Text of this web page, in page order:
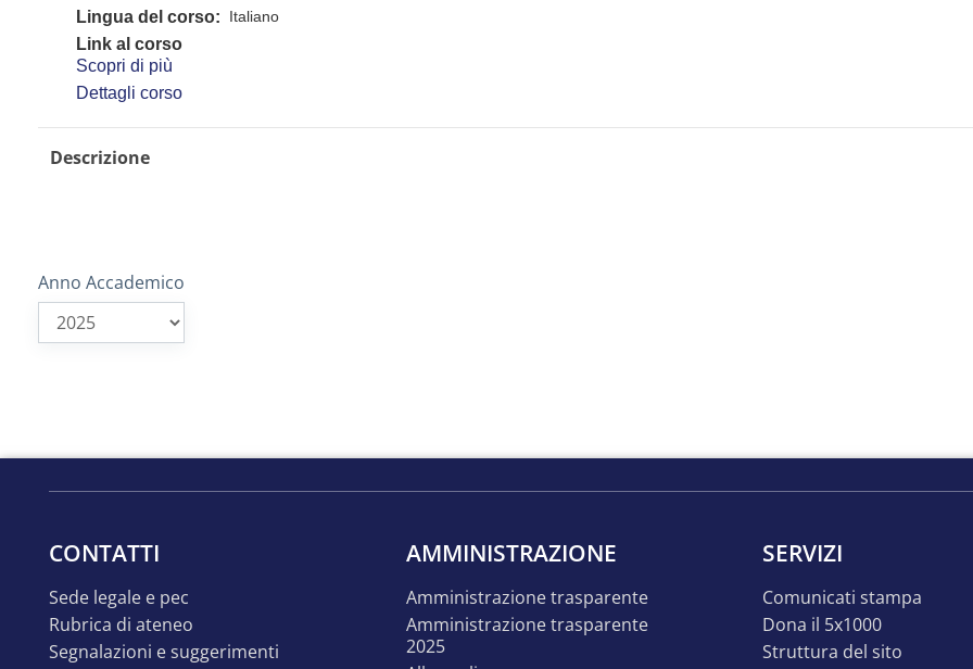
Lingua del corso Italiano
Link al corso
Scopri di più
Dettagli corso
Descrizione
Anno Accademico
CONTATTI
sede legale e pec
rubrica di ateneo
segnalazioni e suggerimenti
AMMINISTRAZIONE
amministrazione trasparente
amministrazione trasparente
2025
SERVIZI
comunicati stampa
dona il 5x1000
struttura del sito